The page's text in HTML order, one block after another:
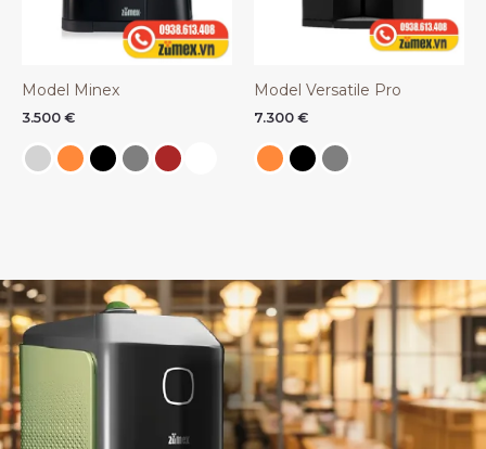
Model Minex
3.500 €
Model Versatile Pro
7.300 €